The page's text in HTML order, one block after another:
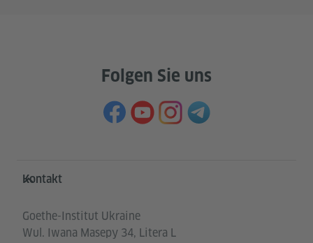
Folgen Sie uns
Service- und Informationsbereich
Kontakt
Goethe-Institut Ukraine
Wul. Iwana Masepy 34, Litera L